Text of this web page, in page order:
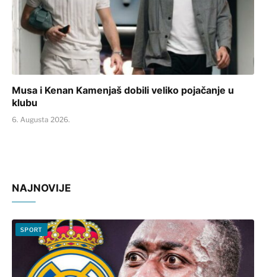
Musa i Kenan Kamenjaš dobili veliko pojačanje u
klubu
6. Augusta 2026.
NAJNOVIJE
SPORT